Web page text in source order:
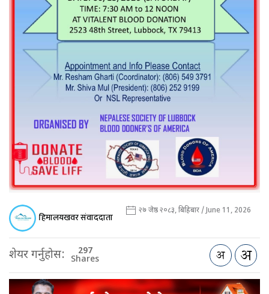
हिमालयखवर संवाददाता २७ जेष्ठ २०८३, बिहिबार / June 11, 2026
शेयर गर्नुहोस: 297
Shares